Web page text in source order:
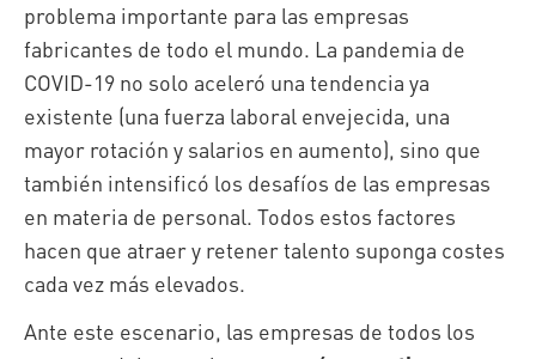
problema importante para las empresas
fabricantes de todo el mundo. La pandemia de
COVID‑19 no solo aceleró una tendencia ya
existente (una fuerza laboral envejecida, una
mayor rotación y salarios en aumento), sino que
también intensificó los desafíos de las empresas
en materia de personal. Todos estos factores
hacen que atraer y retener talento suponga costes
cada vez más elevados.
Ante este escenario, las empresas de todos los